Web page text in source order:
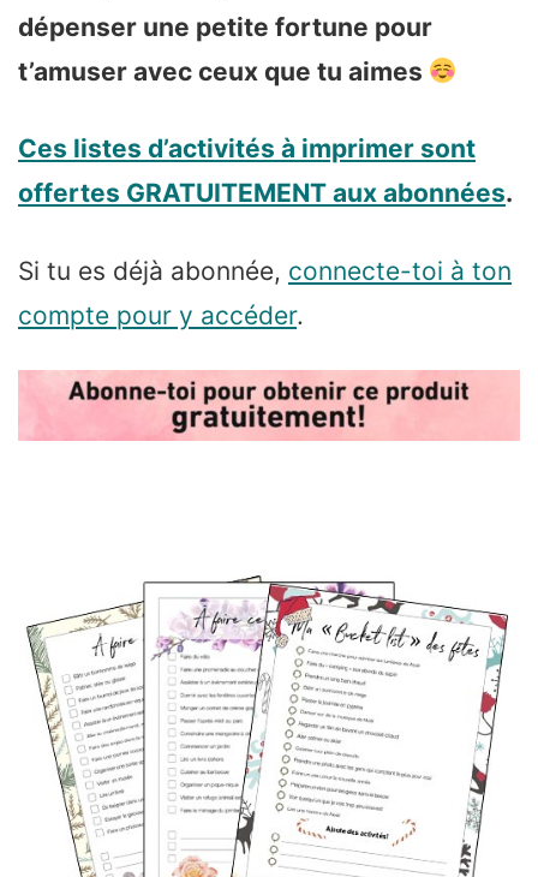
dépenser une petite fortune pour
t’amuser avec ceux que tu aimes
Ces listes d’activités à imprimer sont
offertes GRATUITEMENT aux abonnées.
Si tu es déjà abonnée, connecte-toi à ton
compte pour y accéder.